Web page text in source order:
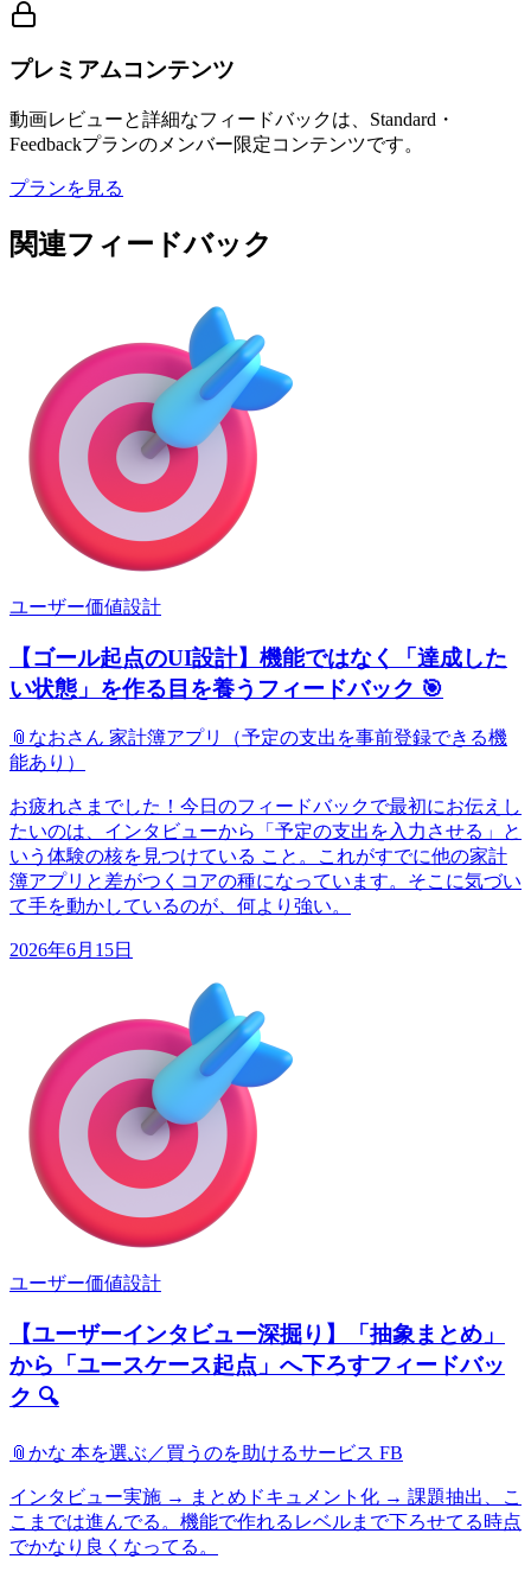
プレミアムコンテンツ
動画レビューと詳細なフィードバックは、Standard・
Feedbackプランのメンバー限定コンテンツです。
プランを見る
関連フィードバック
ユーザー価値設計
【ゴール起点のUI設計】機能ではなく「達成した
い状態」を作る目を養うフィードバック 🎯
📎 なおさん 家計簿アプリ（予定の支出を事前登録できる機
能あり）
お疲れさまでした！今日のフィードバックで最初にお伝えし
たいのは、インタビューから「予定の支出を入力させる」と
いう体験の核を見つけている こと。これがすでに他の家計
簿アプリと差がつくコアの種になっています。そこに気づい
て手を動かしているのが、何より強い。
2026年6月15日
ユーザー価値設計
【ユーザーインタビュー深掘り】「抽象まとめ」
から「ユースケース起点」へ下ろすフィードバッ
ク 🔍
📎 かな 本を選ぶ／買うのを助けるサービス FB
インタビュー実施 → まとめドキュメント化 → 課題抽出、こ
こまでは進んでる。機能で作れるレベルまで下ろせてる時点
でかなり良くなってる。